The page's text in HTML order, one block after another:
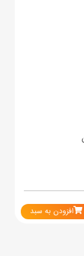
افزودن به سبد